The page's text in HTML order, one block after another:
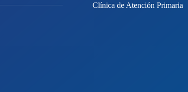
Clínica de Atención Primaria